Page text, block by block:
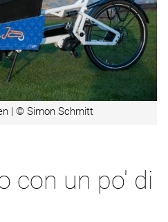
| © Simon Schmitt
con un po' di